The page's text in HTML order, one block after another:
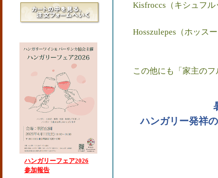
ハンガリーフェア2026
参加報告
Kisfroccs（キシュフ
Hosszulepes（ホッス
この他にも「家主の
ハンガリー発祥